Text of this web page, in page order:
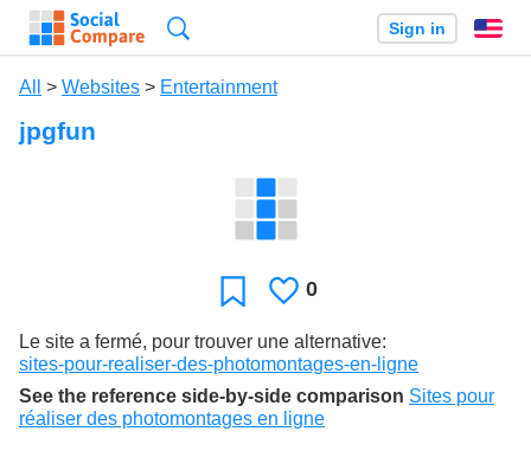
Sign in
All > Websites > Entertainment
jpgfun
FavoriteLikes
0
Le site a fermé, pour trouver une alternative:
sites-pour-realiser-des-photomontages-en-ligne
See the reference side-by-side comparison Sites pour
réaliser des photomontages en ligne